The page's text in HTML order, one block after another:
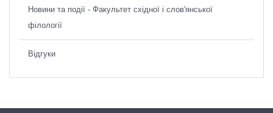
Новини та події - Факультет східної і слов'янської
філології
Відгуки